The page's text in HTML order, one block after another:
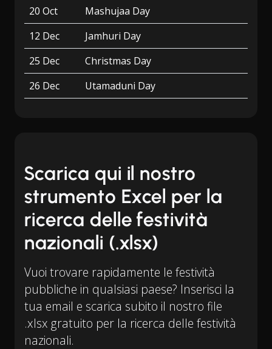
20 Oct
Mashujaa Day
12 Dec
Jamhuri Day
25 Dec
Christmas Day
26 Dec
Utamaduni Day
Scarica qui il nostro
strumento Excel per la
ricerca delle festività
nazionali (.xlsx)
Vuoi trovare rapidamente le festività
pubbliche in qualsiasi paese? Inserisci la
tua email e scarica subito il nostro file
.xlsx gratuito per la ricerca delle festività
nazionali.